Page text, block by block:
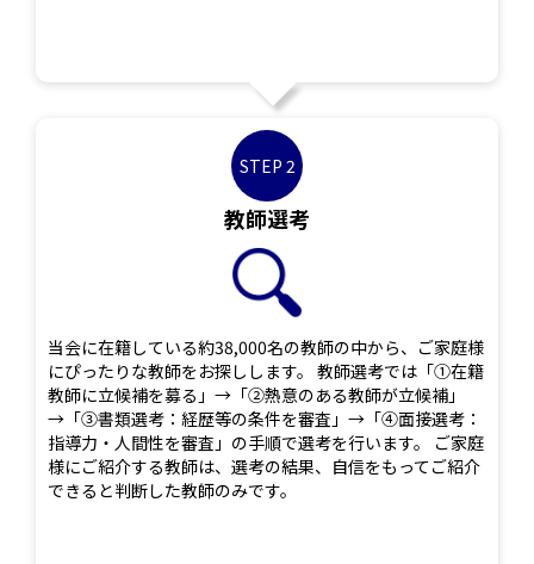
STEP 2
教師選考
当会に在籍している約38,000名の教師の中から、ご家庭様
にぴったりな教師をお探しします。 教師選考では「①在籍
教師に立候補を募る」→「②熱意のある教師が立候補」
→「③書類選考：経歴等の条件を審査」→「④面接選考：
指導力・人間性を審査」の手順で選考を行います。 ご家庭
様にご紹介する教師は、選考の結果、自信をもってご紹介
できると判断した教師のみです。